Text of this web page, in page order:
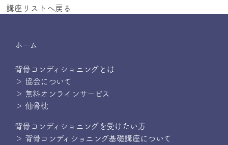
講座リストへ戻る
ホーム
背骨コンディショニングとは
＞ 協会について
＞ 無料オンラインサービス
＞ 仙骨枕
背骨コンディショニングを受けたい方
＞ 背骨コンディショニング基礎講座について